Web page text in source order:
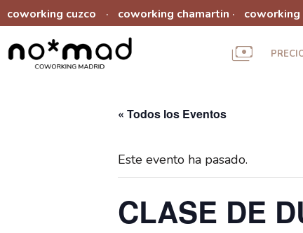
coworking cuzco · coworking chamartin ·
« Todos los Eventos
Este evento ha pasado.
CLASE DE